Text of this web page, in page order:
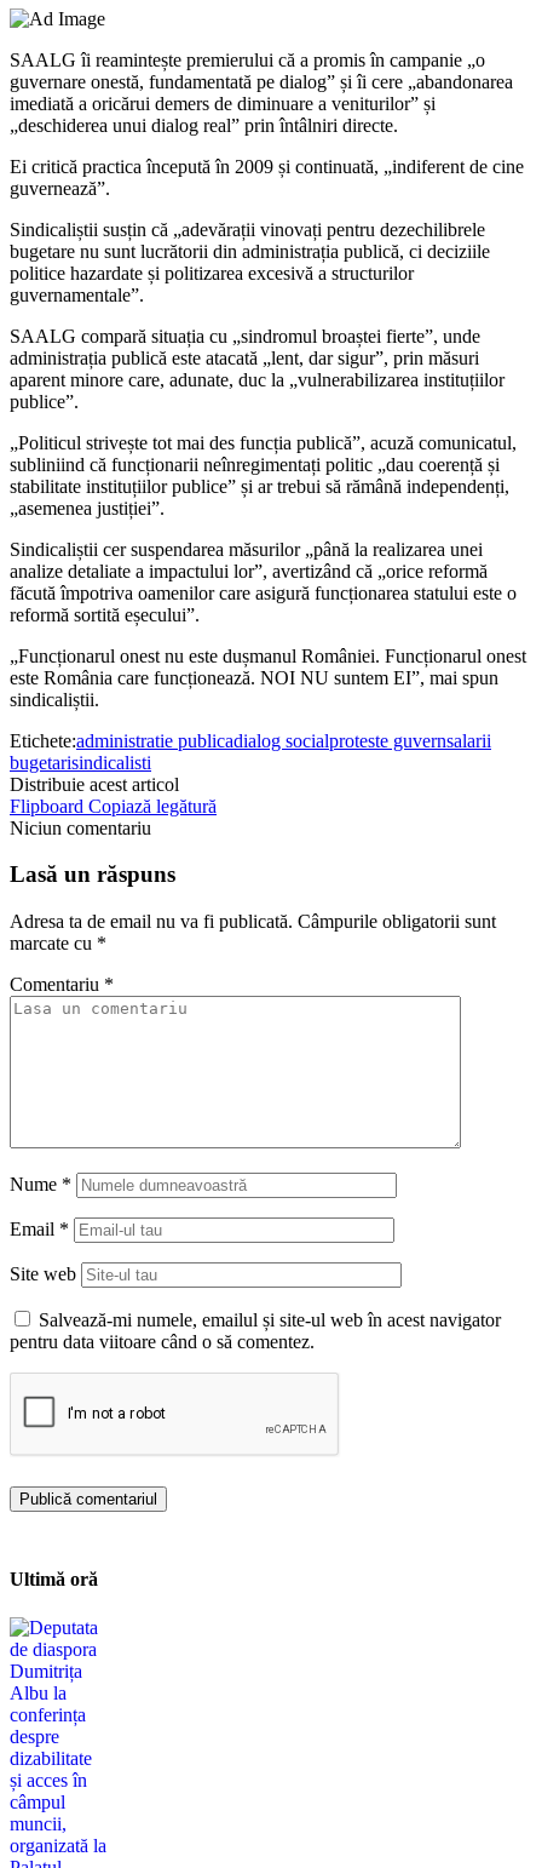
SAALG îi reamintește premierului că a promis în campanie „o
guvernare onestă, fundamentată pe dialog” și îi cere „abandonarea
imediată a oricărui demers de diminuare a veniturilor” și
„deschiderea unui dialog real” prin întâlniri directe.
Ei critică practica începută în 2009 și continuată, „indiferent de cine
guvernează”.
Sindicaliștii susțin că „adevărații vinovați pentru dezechilibrele
bugetare nu sunt lucrătorii din administrația publică, ci deciziile
politice hazardate și politizarea excesivă a structurilor
guvernamentale”.
SAALG compară situația cu „sindromul broaștei fierte”, unde
administrația publică este atacată „lent, dar sigur”, prin măsuri
aparent minore care, adunate, duc la „vulnerabilizarea instituțiilor
publice”.
„Politicul strivește tot mai des funcția publică”, acuză comunicatul,
subliniind că funcționarii neînregimentați politic „dau coerență și
stabilitate instituțiilor publice” și ar trebui să rămână independenți,
„asemenea justiției”.
Sindicaliștii cer suspendarea măsurilor „până la realizarea unei
analize detaliate a impactului lor”, avertizând că „orice reformă
făcută împotriva oamenilor care asigură funcționarea statului este o
reformă sortită eșecului”.
„Funcționarul onest nu este dușmanul României. Funcționarul onest
este România care funcționează. NOI NU suntem EI”, mai spun
sindicaliștii.
Etichete:administratie publicadialog socialproteste guvernsalarii
bugetarisindicalisti
Distribuie acest articol
Flipboard Copiază legătură
Niciun comentariu
Lasă un răspuns
Adresa ta de email nu va fi publicată. Câmpurile obligatorii sunt
marcate cu *
Comentariu *
Nume *
Email *
Site web
Salvează-mi numele, emailul și site-ul web în acest navigator
pentru data viitoare când o să comentez.
Ultimă oră